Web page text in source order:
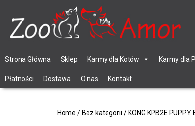
Strona Główna Sklep Karmy dla Kotów Karmy dla
Płatności Dostawa O nas Kontakt
Home / Bez kategorii / KONG KPB2E PUPPY